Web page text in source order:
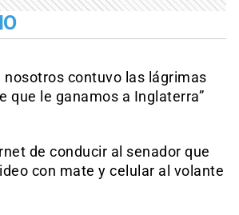
nosotros contuvo las lágrimas
que le ganamos a Inglaterra”
de conducir al senador que
con mate y celular al volante